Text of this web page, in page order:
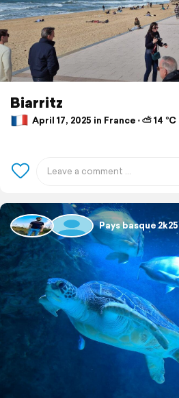
Biarritz
April 17, 2025 in France ⋅ ⛅ 14 °C
Pays basque 2k25